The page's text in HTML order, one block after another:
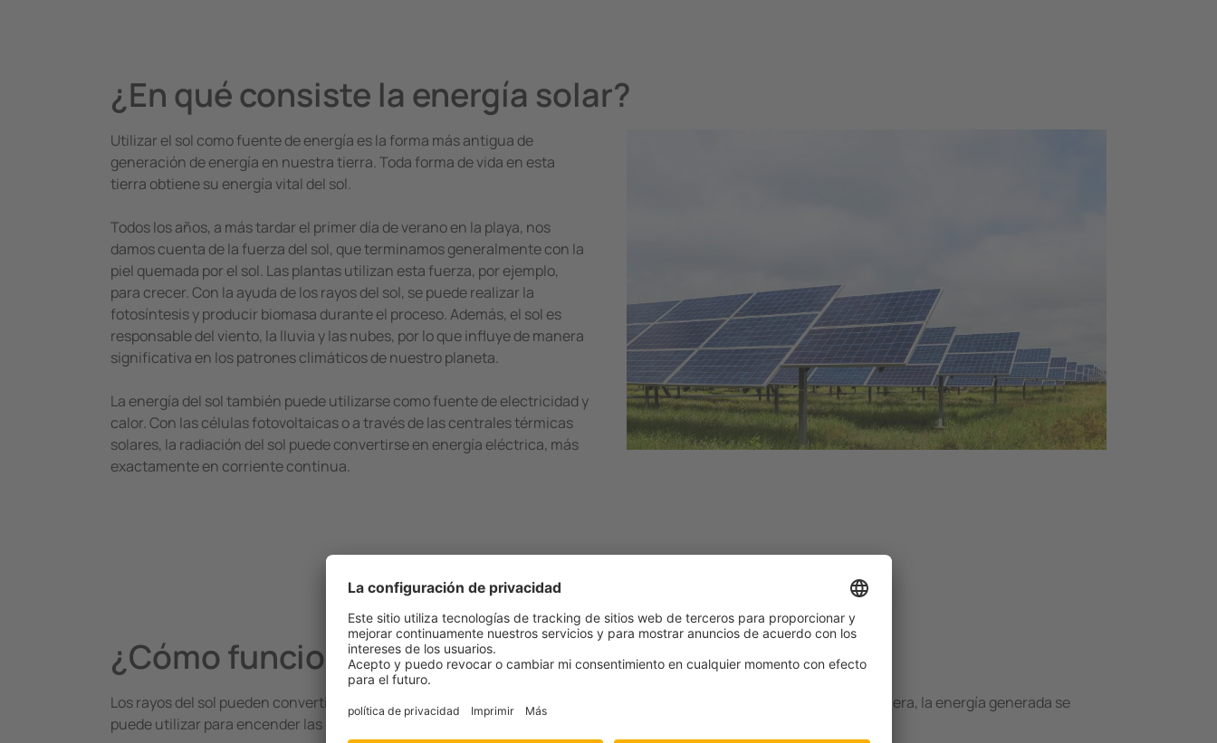
¿En qué consiste la energía solar?
Utilizar el sol como fuente de energía es la forma más antigua de
generación de energía en nuestra tierra. Toda forma de vida en esta
tierra obtiene su energía vital del sol.
Todos los años, a más tardar el primer día de verano en la playa, nos
damos cuenta de la fuerza del sol, que terminamos generalmente con la
piel quemada por el sol. Las plantas utilizan esta fuerza, por ejemplo,
para crecer. Con la ayuda de los rayos del sol, se puede realizar la
fotosíntesis y producir biomasa durante el proceso. Además, el sol es
responsable del viento, la lluvia y las nubes, por lo que influye de manera
significativa en los patrones climáticos de nuestro planeta.
La energía del sol también puede utilizarse como fuente de electricidad y
calor. Con las células fotovoltaicas o a través de las centrales térmicas
solares, la radiación del sol puede convertirse en energía eléctrica, más
exactamente en corriente continua.
¿Cómo funciona realmente la energía solar?
Los rayos del sol pueden convertirse en energía eléctrica por diversos métodos y alimentar la red eléctrica. De esta manera, la energía generada se
puede utilizar para encender las luces por la noche.